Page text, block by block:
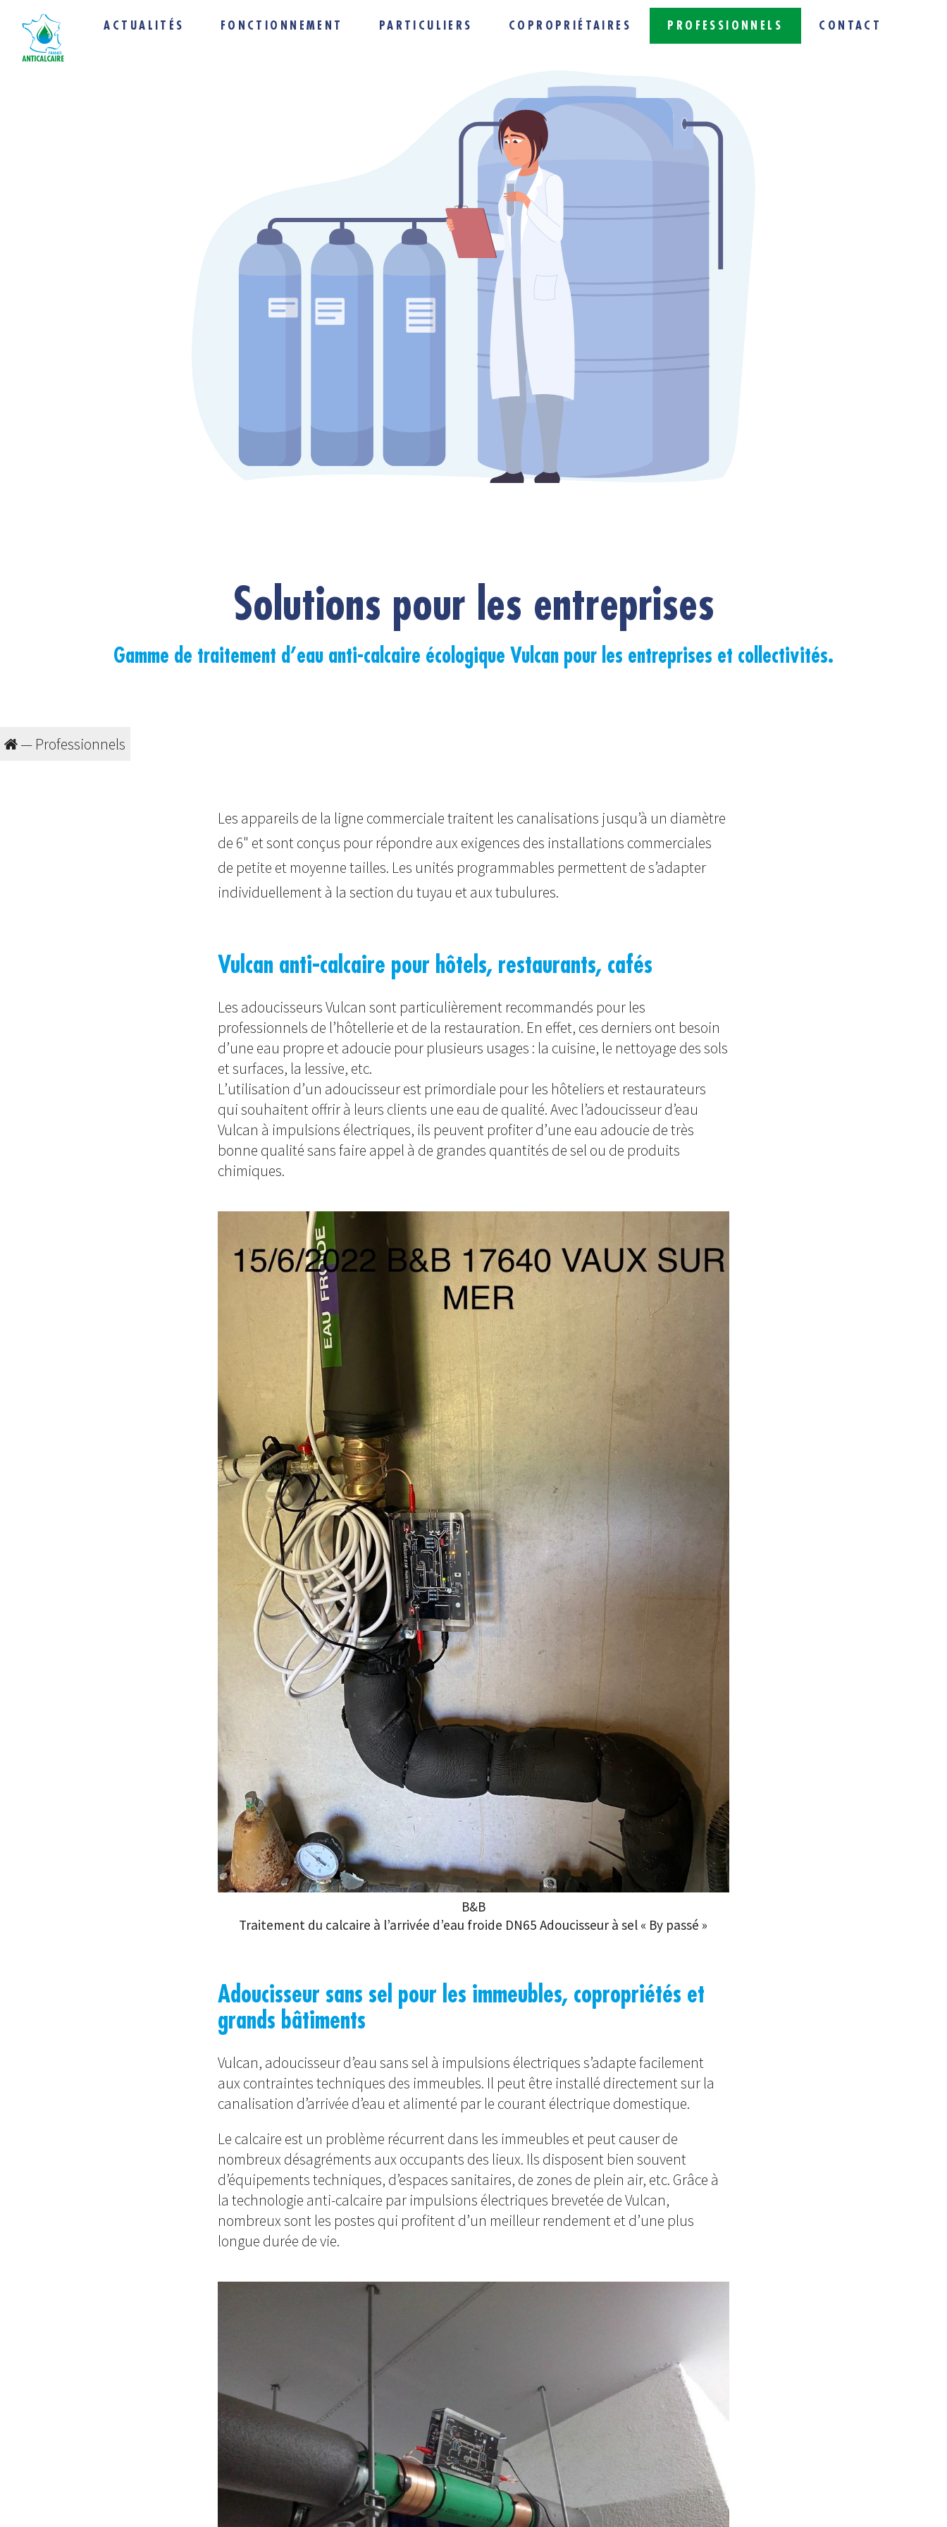
Panneau de gestion des cookies
ACTUALITÉS FONCTIONNEMENT PARTICULIERS COPROPRIÉTAIRES PROFESSIONNELS CONTACT
Solutions pour les entreprises
Gamme de traitement d’eau anti-calcaire écologique Vulcan pour les entreprises et collectivités.
— Professionnels
Les appareils de la ligne commerciale traitent les canalisations jusqu’à un diamètre
de 6" et sont conçus pour répondre aux exigences des installations commerciales
de petite et moyenne tailles. Les unités programmables permettent de s’adapter
individuellement à la section du tuyau et aux tubulures.
Vulcan anti-calcaire pour hôtels, restaurants, cafés
Les adoucisseurs Vulcan sont particulièrement recommandés pour les
professionnels de l’hôtellerie et de la restauration. En effet, ces derniers ont besoin
d’une eau propre et adoucie pour plusieurs usages : la cuisine, le nettoyage des sols
et surfaces, la lessive, etc.
L’utilisation d’un adoucisseur est primordiale pour les hôteliers et restaurateurs
qui souhaitent offrir à leurs clients une eau de qualité. Avec l’adoucisseur d’eau
Vulcan à impulsions électriques, ils peuvent profiter d’une eau adoucie de très
bonne qualité sans faire appel à de grandes quantités de sel ou de produits
chimiques.
B&B
Traitement du calcaire à l’arrivée d’eau froide DN65 Adoucisseur à sel « By passé »
Adoucisseur sans sel pour les immeubles, copropriétés et
grands bâtiments
Vulcan, adoucisseur d’eau sans sel à impulsions électriques s’adapte facilement
aux contraintes techniques des immeubles. Il peut être installé directement sur la
canalisation d’arrivée d’eau et alimenté par le courant électrique domestique.
Le calcaire est un problème récurrent dans les immeubles et peut causer de
nombreux désagréments aux occupants des lieux. Ils disposent bien souvent
d’équipements techniques, d’espaces sanitaires, de zones de plein air, etc. Grâce à
la technologie anti-calcaire par impulsions électriques brevetée de Vulcan,
nombreux sont les postes qui profitent d’un meilleur rendement et d’une plus
longue durée de vie.